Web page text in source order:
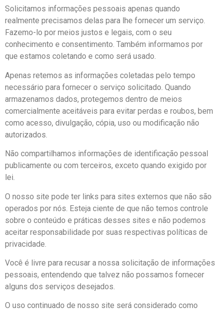
Solicitamos informações pessoais apenas quando
realmente precisamos delas para lhe fornecer um serviço.
Fazemo-lo por meios justos e legais, com o seu
conhecimento e consentimento. Também informamos por
que estamos coletando e como será usado.
Apenas retemos as informações coletadas pelo tempo
necessário para fornecer o serviço solicitado. Quando
armazenamos dados, protegemos dentro de meios
comercialmente aceitáveis ​​para evitar perdas e roubos, bem
como acesso, divulgação, cópia, uso ou modificação não
autorizados.
Não compartilhamos informações de identificação pessoal
publicamente ou com terceiros, exceto quando exigido por
lei.
O nosso site pode ter links para sites externos que não são
operados por nós. Esteja ciente de que não temos controle
sobre o conteúdo e práticas desses sites e não podemos
aceitar responsabilidade por suas respectivas políticas de
privacidade.
Você é livre para recusar a nossa solicitação de informações
pessoais, entendendo que talvez não possamos fornecer
alguns dos serviços desejados.
O uso continuado de nosso site será considerado como